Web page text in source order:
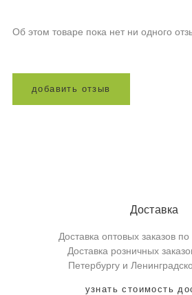
Об этом товаре пока нет ни одного
добавит ь отз ыв
Доставка
Доставка оптовых заказов по
Доставка розничных
Петербургу и
узнать стоимость